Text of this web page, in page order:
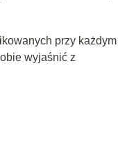
przy każdym
wyjaśnić z